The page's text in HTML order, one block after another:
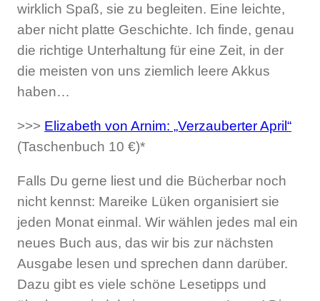
wirklich Spaß, sie zu begleiten. Eine leichte,
aber nicht platte Geschichte. Ich finde, genau
die richtige Unterhaltung für eine Zeit, in der
die meisten von uns ziemlich leere Akkus
haben…
>>> Elizabeth von Arnim: „Verzauberter April“
(Taschenbuch 10 €)*
Falls Du gerne liest und die Bücherbar noch
nicht kennst: Mareike Lüken organisiert sie
jeden Monat einmal. Wir wählen jedes mal ein
neues Buch aus, das wir bis zur nächsten
Ausgabe lesen und sprechen dann darüber.
Dazu gibt es viele schöne Lesetipps und